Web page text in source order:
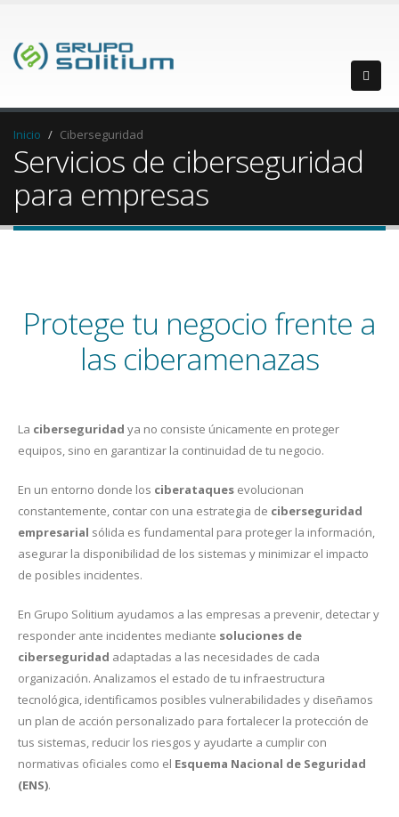
Inicio Ciberseguridad
Servicios de ciberseguridad
para empresas
Protege tu negocio frente a
las ciberamenazas
La ciberseguridad ya no consiste únicamente en proteger
equipos, sino en garantizar la continuidad de tu negocio.
En un entorno donde los ciberataques evolucionan
constantemente, contar con una estrategia de ciberseguridad
empresarial sólida es fundamental para proteger la información,
asegurar la disponibilidad de los sistemas y minimizar el impacto
de posibles incidentes.
En Grupo Solitium ayudamos a las empresas a prevenir, detectar y
responder ante incidentes mediante soluciones de
ciberseguridad adaptadas a las necesidades de cada
organización. Analizamos el estado de tu infraestructura
tecnológica, identificamos posibles vulnerabilidades y diseñamos
un plan de acción personalizado para fortalecer la protección de
tus sistemas, reducir los riesgos y ayudarte a cumplir con
normativas oficiales como el Esquema Nacional de Seguridad
(ENS).